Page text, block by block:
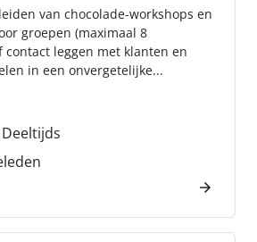
van chocolade-workshops en
groepen (maximaal 8
contact leggen met klanten en
in een onvergetelijke...
Deeltijds